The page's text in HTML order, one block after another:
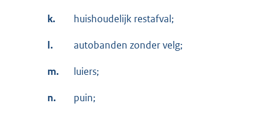
k. huishoudelijk restafval;
l. autobanden zonder velg;
m. luiers;
n. puin;